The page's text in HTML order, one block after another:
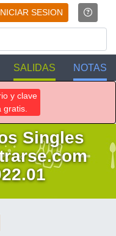
SESION
SALIDAS NOTAS
y clave
Singles